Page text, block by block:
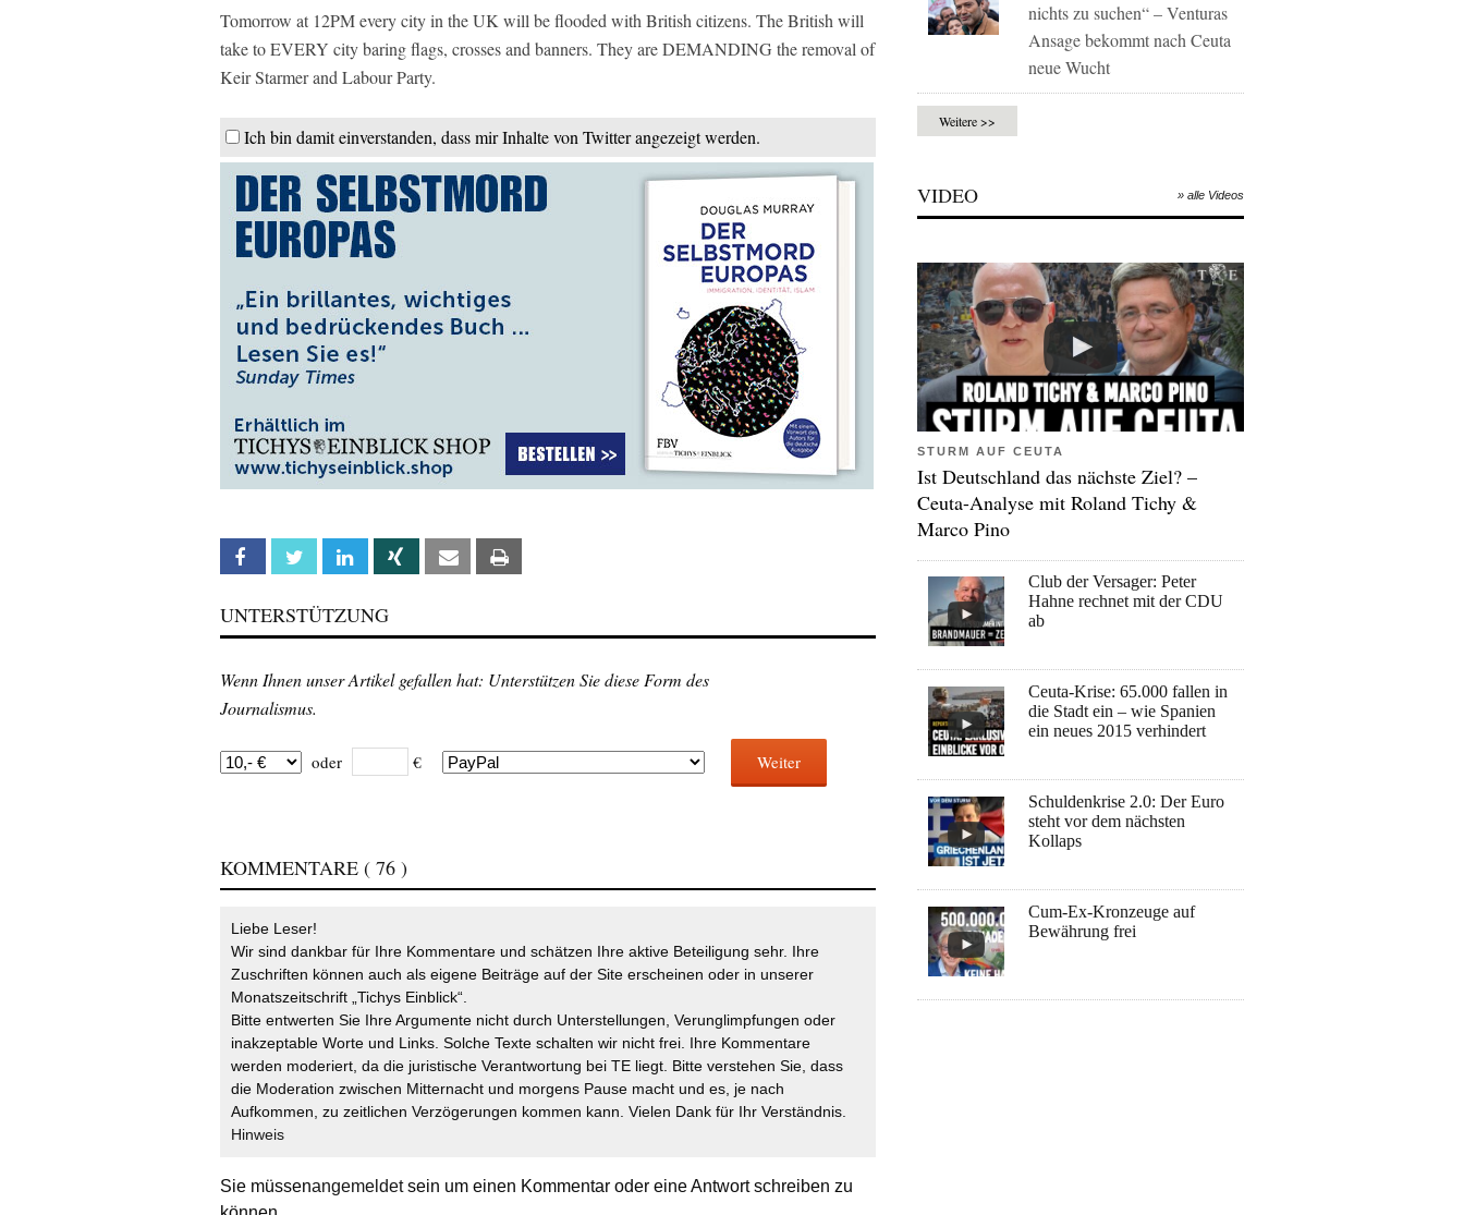
Tomorrow at 12PM every city in the UK will be flooded with British citizens. The British will
take to EVERY city baring flags, crosses and banners. They are DEMANDING the removal of
Keir Starmer and Labour Party.
Ich bin damit einverstanden, dass mir Inhalte von Twitter angezeigt werden.
Facebook Twitter Linkedin Xing Email
UNTERSTÜTZUNG
Wenn Ihnen unser Artikel gefallen hat: Unterstützen Sie diese Form des
Journalismus.
oder € Weiter
KOMMENTARE ( 76 )
Liebe Leser!
Wir sind dankbar für Ihre Kommentare und schätzen Ihre aktive Beteiligung sehr. Ihre
Zuschriften können auch als eigene Beiträge auf der Site erscheinen oder in unserer
Monatszeitschrift „Tichys Einblick“.
Bitte entwerten Sie Ihre Argumente nicht durch Unterstellungen, Verunglimpfungen oder
inakzeptable Worte und Links. Solche Texte schalten wir nicht frei. Ihre Kommentare
werden moderiert, da die juristische Verantwortung bei TE liegt. Bitte verstehen Sie, dass
die Moderation zwischen Mitternacht und morgens Pause macht und es, je nach
Aufkommen, zu zeitlichen Verzögerungen kommen kann. Vielen Dank für Ihr Verständnis.
Hinweis
Sie müssenangemeldetsein um einen Kommentar oder eine Antwort schreiben zu
nichts zu suchen“ – Venturas
Ansage bekommt nach Ceuta
neue Wucht
Weitere >>
VIDEO » alle Videos
STURM AUF CEUTA
Ist Deutschland das nächste Ziel? –
Ceuta-Analyse mit Roland Tichy &
Marco Pino
Club der Versager: Peter
Hahne rechnet mit der CDU
ab
Ceuta-Krise: 65.000 fallen in
die Stadt ein – wie Spanien
ein neues 2015 verhindert
Schuldenkrise 2.0: Der Euro
steht vor dem nächsten
Kollaps
Cum-Ex-Kronzeuge auf
Bewährung frei